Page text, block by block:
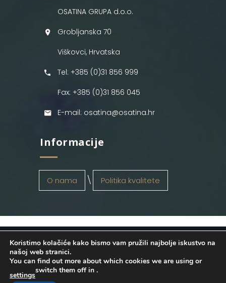
OSATINA GRUPA d.o.o.
Grobljanska 70
Viškovci, Hrvatska
Tel: +385 (0)31 856 999
Fax: +385 (0)31 856 045
E-mail: osatina@osatina.hr
Informacije
O nama Politika kvalitete
OSATINA GRUPA d.o.o. 2026
. Configured
byINFOS Osijek. Sva prava pridržana.
Koristimo kolačiće kako bismo vam pružili najbolje iskustvo na
našoj web stranici.
You can find out more about which cookies we are using or
switch them off in
settings
.